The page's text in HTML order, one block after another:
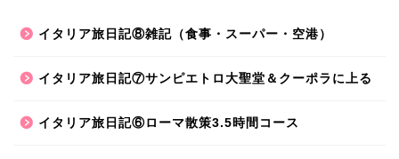
イタリア旅日記⑧雑記（食事・スーパー・空港）
イタリア旅日記⑦サンピエトロ大聖堂＆クーポラに上る
イタリア旅日記⑥ローマ散策3.5時間コース